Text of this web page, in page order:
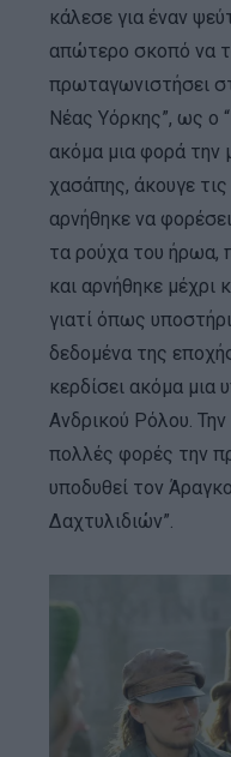
κάλεσε για έναν
απώτερο σκοπό να
πρωταγωνιστήσει
Νέας Υόρκης”, ως ο
ακόμα μια φορά την
χασάπης, άκουγε
αρνήθηκε να
τα ρούχα του ήρωα,
και αρνήθηκε μέχρι
γιατί όπως
δεδομένα της
κερδίσει ακόμα μια
Ανδρικού Ρόλου.
πολλές φορές την
υποδυθεί τον
Δαχτυλιδιών”.